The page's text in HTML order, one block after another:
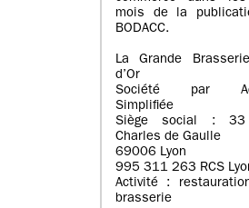
mois de la
BODACC.
La Grande
d’Or
Société par
Simplifiée
Siège social : 33
Charles de Gaulle
69006 Lyon
995 311 263 RCS
Activité :
brasserie